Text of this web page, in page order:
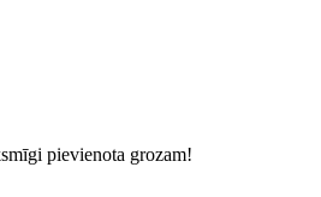
pievienota grozam!